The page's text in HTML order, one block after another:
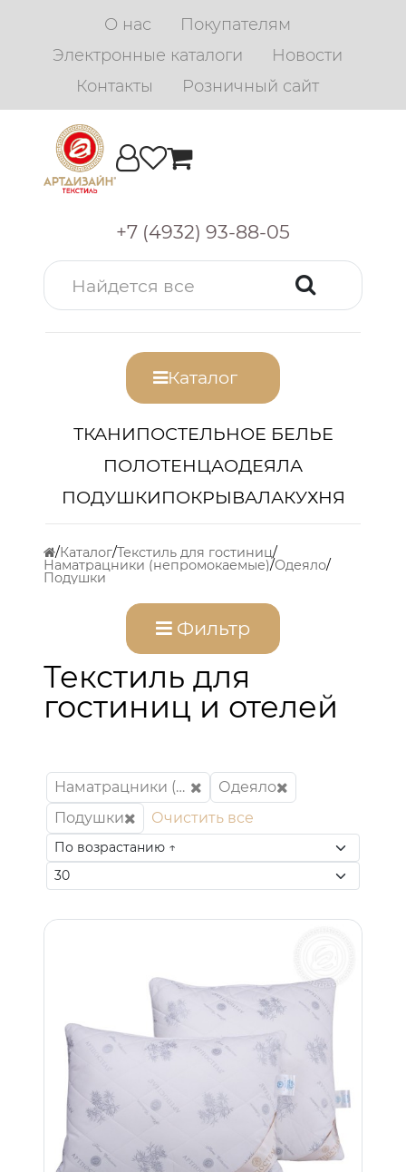
О нас
Покупателям
Электронные каталоги
Новости
Контакты
Розничный сайт
+7 (4932) 93-88-05
Каталог
ТКАНИПОСТЕЛЬНОЕ БЕЛЬЕ
ПОЛОТЕНЦАОДЕЯЛА
ПОДУШКИПОКРЫВАЛАКУХНЯ
Каталог Текстиль для гостиниц
Наматрацники (непромокаемые) Одеяло
Подушки
Фильтр
Текстиль для
гостиниц и отелей
Наматрацники (непромокаемые)
Одеяло
Подушки
Очистить все